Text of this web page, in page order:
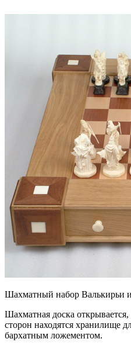
Шахматный набор Валькирьи
Шахматная доска
сторон находятся хранилище
бархатным ложементом.